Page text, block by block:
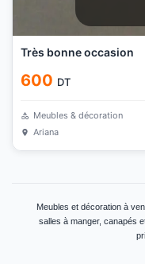
Très bonne occasion
600 DT
Meubles & décoration
Ariana
Meubles et décoration à
salles à manger, canapés